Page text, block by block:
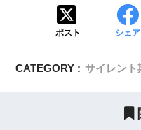
ポスト シェア
CATEGORY : サイレント